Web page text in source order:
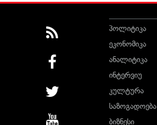
პოლიტიკა
ეკონომიკა
ანალიტიკა
ინტერვიუ
კულტურა
საზოგადოება
ბიზნესი